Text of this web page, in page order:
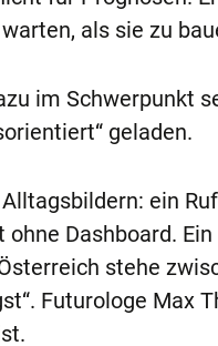
als sie zu
im Schwerpunkt
geladen.
ein
Dashboard.
stehe
Futurologe Max